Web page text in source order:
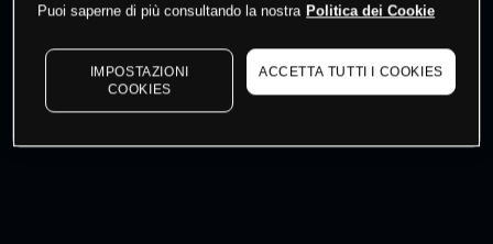
I prezzi sono solo indicativi. Accediper vedere gli ultimi
dati di mercato
to see latest market data
Puoi saperne di più consultando la nostra Politica dei Cookie
IMPOSTAZIONI
COOKIES
ACCETTA TUTTI I COOKIES